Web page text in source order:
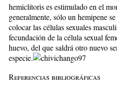
hemiclítoris es estimulado en el
generalmente, sólo un hemipene
colocar las células se­xuales
fecun­da­ción de la célula se­xual
hue­vo, del que sal­drá otro nuevo
especie.
Referencias bibliográficas